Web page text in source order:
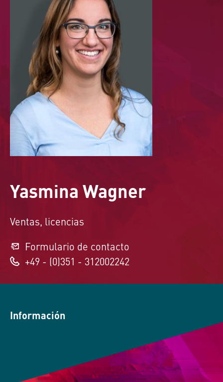
Yasmina Wagner
Ventas, licencias
Formulario de contacto
+49 - (0)351 - 312002242
Información